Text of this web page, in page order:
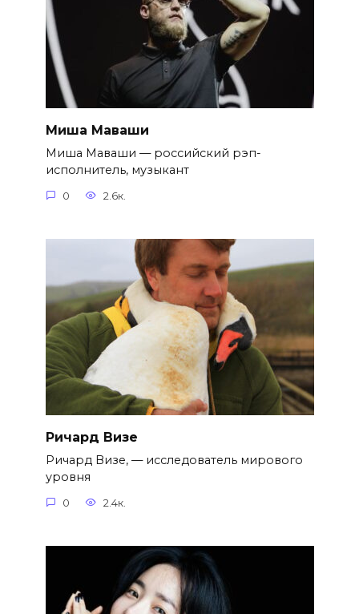
Миша Маваши
Миша Маваши — российский рэп-
исполнитель, музыкант
0 2.6к.
Ричард Визе
Ричард Визе, — исследователь мирового
уровня
0 2.4к.